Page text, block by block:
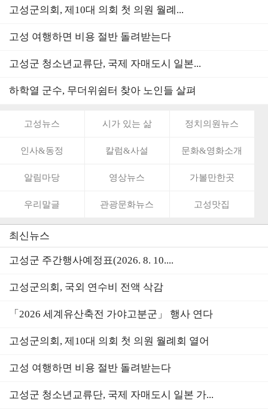
고성군의회, 제10대 의회 첫 의원 월례...
고성 여행하면 비용 절반 돌려받는다
고성군 청소년교류단, 국제 자매도시 일본...
하학열 군수, 무더위쉼터 찾아 노인들 살펴
고성뉴스 시가 있는 삶 정치의원뉴스
인사&동정 칼럼&사설 문화&영화소개
알림마당 영상뉴스 가볼만한곳
우리말글 관광문화뉴스 고성맛집
최신뉴스
고성군 주간행사예정표(2026. 8. 10....
고성군의회, 국외 연수비 전액 삭감
「2026 세계유산축전 가야고분군」 행사 연다
고성군의회, 제10대 의회 첫 의원 월례회 열어
고성 여행하면 비용 절반 돌려받는다
고성군 청소년교류단, 국제 자매도시 일본 가...